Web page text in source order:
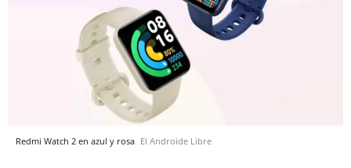
Redmi Watch 2 en azul y rosa El Androide Libre